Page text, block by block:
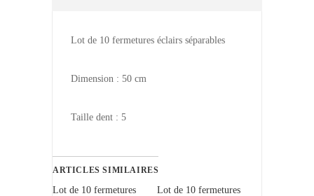
Lot de 10 fermetures éclairs séparables
Dimension : 50 cm
Taille dent : 5
ARTICLES SIMILAIRES
Lot de 10 fermetures
Lot de 10 fermetures